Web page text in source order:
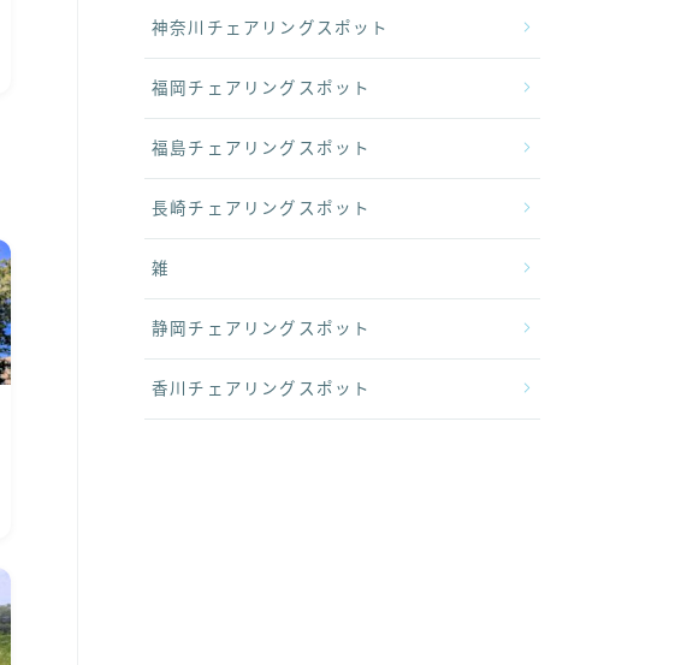
神奈川チェアリングスポット
福岡チェアリングスポット
福島チェアリングスポット
長崎チェアリングスポット
雑
静岡チェアリングスポット
香川チェアリングスポット